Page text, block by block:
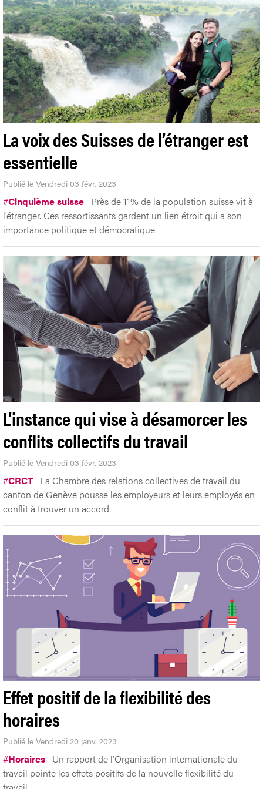
La voix des Suisses de l’étranger est
essentielle
Publié le Vendredi 03 févr. 2023
#Cinquième suisse Près de 11% de la population suisse vit à
l’étranger. Ces ressortissants gardent un lien étroit qui a son
importance politique et démocratique.
L’instance qui vise à désamorcer les
conflits collectifs du travail
Publié le Vendredi 03 févr. 2023
#CRCT La Chambre des relations collectives de travail du
canton de Genève pousse les employeurs et leurs employés en
conflit à trouver un accord.
Effet positif de la flexibilité des
horaires
Publié le Vendredi 20 janv. 2023
#Horaires Un rapport de l’Organisation internationale du
travail pointe les effets positifs de la nouvelle flexibilité du